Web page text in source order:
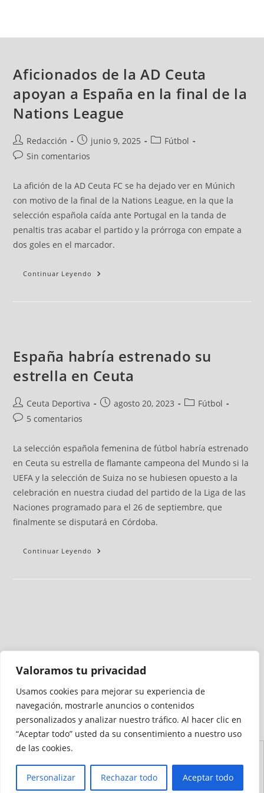
Valoramos tu privacidad
Usamos cookies para mejorar su experiencia de
navegación, mostrarle anuncios o contenidos
personalizados y analizar nuestro tráfico. Al hacer clic en
“Aceptar todo” usted da su consentimiento a nuestro uso
de las cookies.
Personalizar Rechazar todo Aceptar todo
Aficionados de la AD Ceuta
apoyan a España en la final de la
Nations League
Redacción junio 9, 2025
Fútbol
Sin comentarios
La afición de la AD Ceuta FC se ha dejado ver en Múnich
con motivo de la final de la Nations League, en la que la
selección española caída ante Portugal en la tanda de
penaltis tras acabar el partido y la prórroga con empate a
dos goles en el marcador.
Continuar Leyendo
España habría estrenado su
estrella en Ceuta
Ceuta Deportiva agosto 20, 2023
Fútbol
5 comentarios
La selección española femenina de fútbol habría estrenado
en Ceuta su estrella de flamante campeona del Mundo si la
UEFA y la selección de Suiza no se hubiesen opuesto a la
celebración en nuestra ciudad del partido de la Liga de las
Naciones programado para el 26 de septiembre, que
finalmente se disputará en Córdoba.
Continuar Leyendo
Medio auditado por
Accesibilidad
Sitio
Cookies
Privacidad